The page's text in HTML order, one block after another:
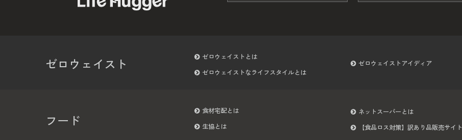
ゼロウェイスト
ゼロウェイストとは
ゼロウェイストなライフスタイルとは
ゼロウェイストアイディア
フード
食材宅配とは
生協とは
ネットスーパーとは
【食品ロス対策】訳あり品販売サイト